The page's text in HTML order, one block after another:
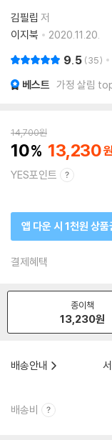
김필립 저
이지북
2020.11.20.
9.5 35
베스트 가정 살림
14,700원
10 13,230
YES포인트
앱 다운 시 1천원 상품
결제혜택
종이책
13,230원
배송안내
배송비